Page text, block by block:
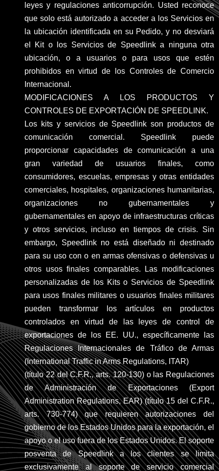
leyes y regulaciones anticorrupción. Usted reconoce
que solo está autorizado a acceder a los Servicios en
la ubicación identificada en su Pedido, y no desviará
el Kit o los Servicios de Speedlink a ninguna otra
ubicación, o a usuarios o para usos que estén
prohibidos en virtud de los Controles de Comercio
Internacional.
MODIFICACIONES A LOS PRODUCTOS Y
CONTROLES DE EXPORTACIÓN DE SPEEDLINK.
Los kits y servicios de Speedlink son productos de
comunicación comercial. Speedlink puede
proporcionar capacidades de comunicación a una
gran variedad de usuarios finales, como
consumidores, escuelas, empresas y otras entidades
comerciales, hospitales, organizaciones humanitarias,
organizaciones no gubernamentales y
gubernamentales en apoyo de infraestructuras críticas
y otros servicios, incluso en tiempos de crisis. Sin
embargo, Speedlink no está diseñado ni destinado
para su uso con o en armas ofensivas o defensivas u
otros usos finales comparables. Las modificaciones
personalizadas de los Kits o Servicios de Speedlink
para usos finales militares o usuarios finales militares
pueden transformar los artículos en productos
controlados en virtud de las leyes de control de
exportaciones de los EE. UU., específicamente las
Regulaciones Internacionales de Tráfico de Armas
(International Traffic in Arms Regulations, ITAR)
(título 22 del C.F.R., arts. 120-130) o las Regulaciones
de Administración de Exportaciones (Export
Administration Regulations, EAR) (título 15 del C.F.R.,
arts. 730-774) que requieren autorizaciones del
gobierno de los Estados Unidos para la exportación, el
apoyo o el uso fuera de los Estados Unidos. El soporte
posventa de Speedlink a los clientes se limita
exclusivamente al soporte de servicio comercial